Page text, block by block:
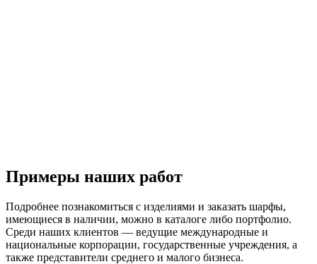
Примеры наших работ
Подробнее познакомиться с изделиями и заказать шарфы,
имеющиеся в наличии, можно в каталоге либо портфолио.
Среди наших клиентов — ведущие международные и
национальные корпорации, государственные учреждения, а
также представители среднего и малого бизнеса.